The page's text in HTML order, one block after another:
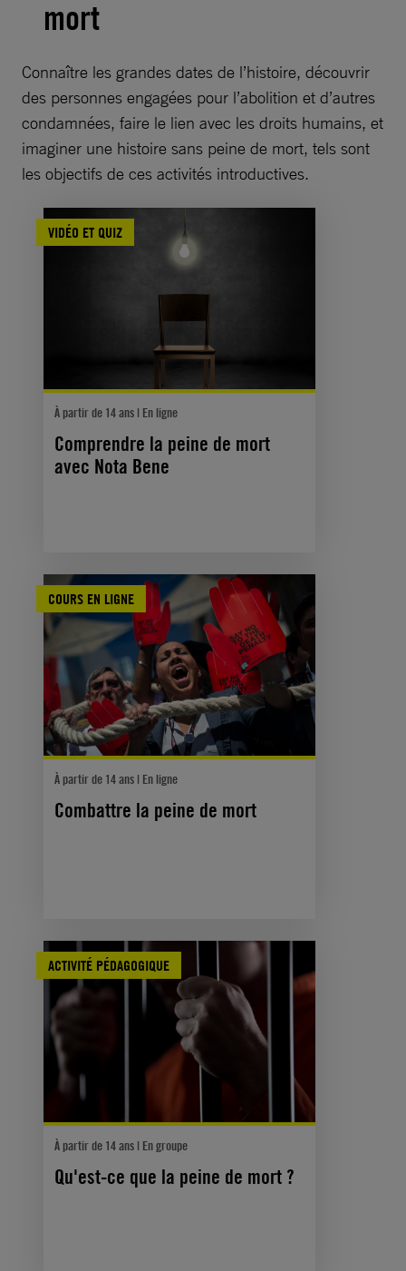
mort
Connaître les grandes dates de l’histoire, découvrir
des personnes engagées pour l’abolition et d’autres
condamnées, faire le lien avec les droits humains, et
imaginer une histoire sans peine de mort, tels sont
les objectifs de ces activités introductives.
VIDÉO ET QUIZ
À partir de 14 ans | En ligne
Comprendre la peine de mort
avec Nota Bene
COURS EN LIGNE
À partir de 14 ans | En ligne
Combattre la peine de mort
ACTIVITÉ PÉDAGOGIQUE
À partir de 14 ans | En groupe
Qu'est-ce que la peine de mort ?